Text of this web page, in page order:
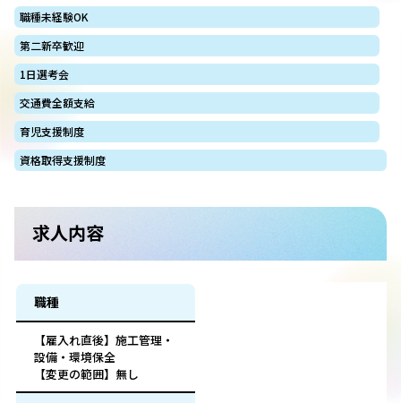
職種未経験OK
第二新卒歓迎
1日選考会
交通費全額支給
育児支援制度
資格取得支援制度
求人内容
職種
【雇入れ直後】施工管理・
設備・環境保全
【変更の範囲】無し